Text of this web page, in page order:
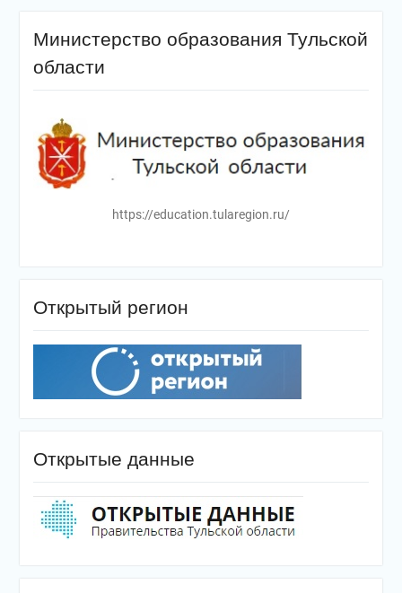
Министерство образования Тульской
области
https://education.tularegion.ru/
Открытый регион
Открытые данные